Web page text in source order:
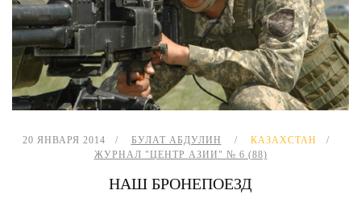
20 ЯНВАРЯ 2014 БУЛАТ АБДУЛИН
КАЗАХСТАН
ЖУРНАЛ "ЦЕНТР АЗИИ" № 6 (88)
НАШ БРОНЕПОЕЗД